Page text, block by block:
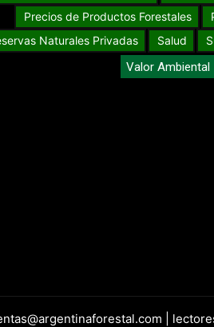
Precios de Productos Forestales
Naturales Privadas
Salud
Valor Ambiental
|